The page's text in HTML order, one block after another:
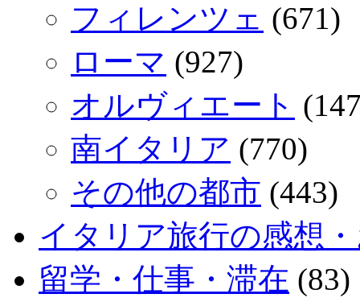
フィレンツェ (671)
ローマ (927)
オルヴィエート
南イタリア (770)
その他の都市 (443)
イタリア旅行の感想
留学・仕事・滞在 (83)